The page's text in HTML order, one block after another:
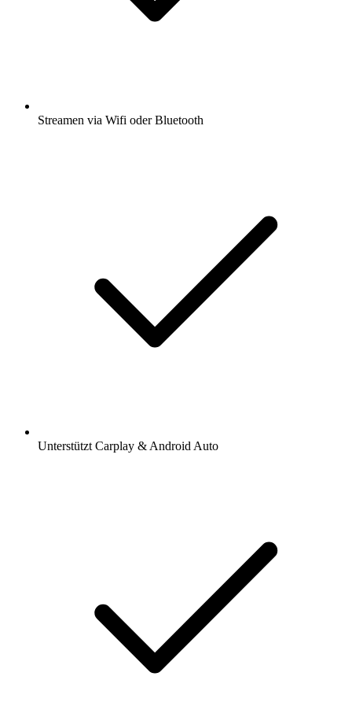
Streamen via Wifi oder Bluetooth
Unterstützt Carplay & Android Auto